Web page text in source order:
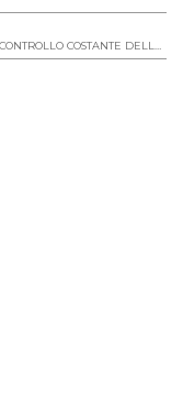
COSTANTE DELLA RETE VENDITA